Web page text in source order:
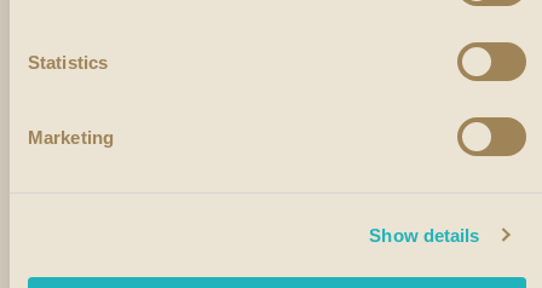
Statistics
Marketing
Show details
6 Grande Rue,